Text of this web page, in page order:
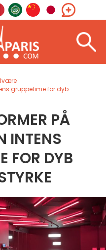
gruppetime for dyb
PÅ
INTENS
FOR DYB